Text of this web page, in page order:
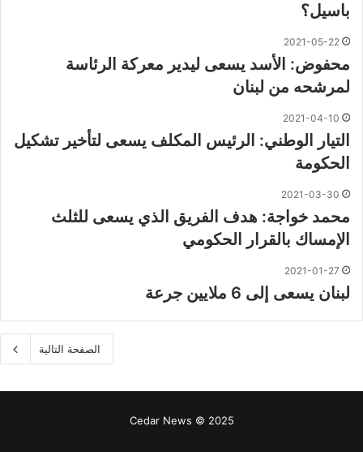
باسيل؟
2021-05-22
محفوض: الأسد يسعى ليدير معركة الرئاسة
لمرشحه من لبنان
2021-04-10
التيار الوطني: الرئيس المكلف يسعى لتأخير تشكيل
الحكومة
2021-03-30
محمد خواجة: هدف الفريق الذي يسعى للثلث
الإمساك بالقرار الحكومي
2021-01-27
لبنان يسعى إلى 6 ملايين جرعة
الصفحة التالية
Cedar News © 2025